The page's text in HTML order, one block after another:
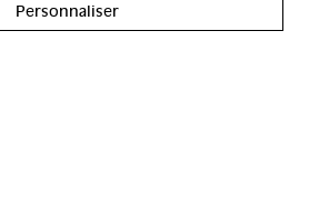
Personnaliser